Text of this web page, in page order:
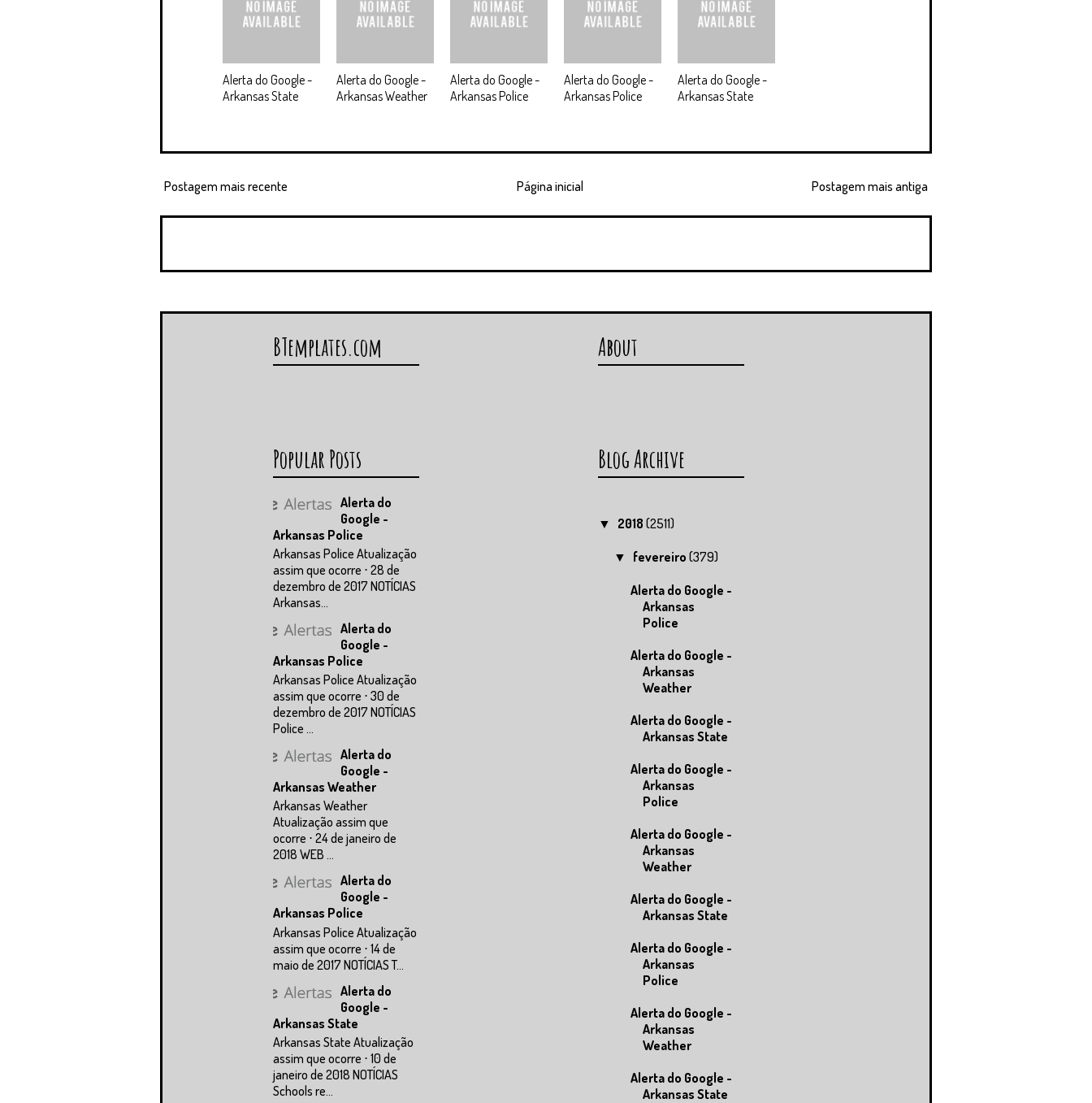
Alerta do Google -
Arkansas State
Alerta do Google -
Arkansas Weather
Alerta do Google -
Arkansas Police
Alerta do Google -
Arkansas Police
Alerta do Google -
Arkansas State
Postagem mais recente Postagem mais antiga
Página inicial
BTemplates.com About
Popular Posts
Alerta do
Google -
Arkansas Police
Arkansas Police Atualização
assim que ocorre ⋅ 28 de
dezembro de 2017 NOTÍCIAS
Arkansas...
Alerta do
Google -
Arkansas Police
Arkansas Police Atualização
assim que ocorre ⋅ 30 de
dezembro de 2017 NOTÍCIAS
Police ...
Alerta do
Google -
Arkansas Weather
Arkansas Weather
Atualização assim que
ocorre ⋅ 24 de janeiro de
2018 WEB ...
Alerta do
Google -
Arkansas Police
Arkansas Police Atualização
assim que ocorre ⋅ 14 de
maio de 2017 NOTÍCIAS T...
Alerta do
Google -
Arkansas State
Arkansas State Atualização
assim que ocorre ⋅ 10 de
janeiro de 2018 NOTÍCIAS
Schools re...
Blog Archive
▼ 2018 (2511)
▼ fevereiro(379)
Alerta do Google -
Arkansas
Police
Alerta do Google -
Arkansas
Weather
Alerta do Google -
Arkansas State
Alerta do Google -
Arkansas
Police
Alerta do Google -
Arkansas
Weather
Alerta do Google -
Arkansas State
Alerta do Google -
Arkansas
Police
Alerta do Google -
Arkansas
Weather
Alerta do Google -
Arkansas State